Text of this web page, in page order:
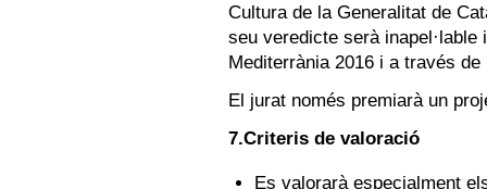
Cultura de la Generalitat de
seu veredicte serà
Mediterrània 2016 i a través
El jurat només premiarà un
7.Criteris de valoració
Es valorarà especialment